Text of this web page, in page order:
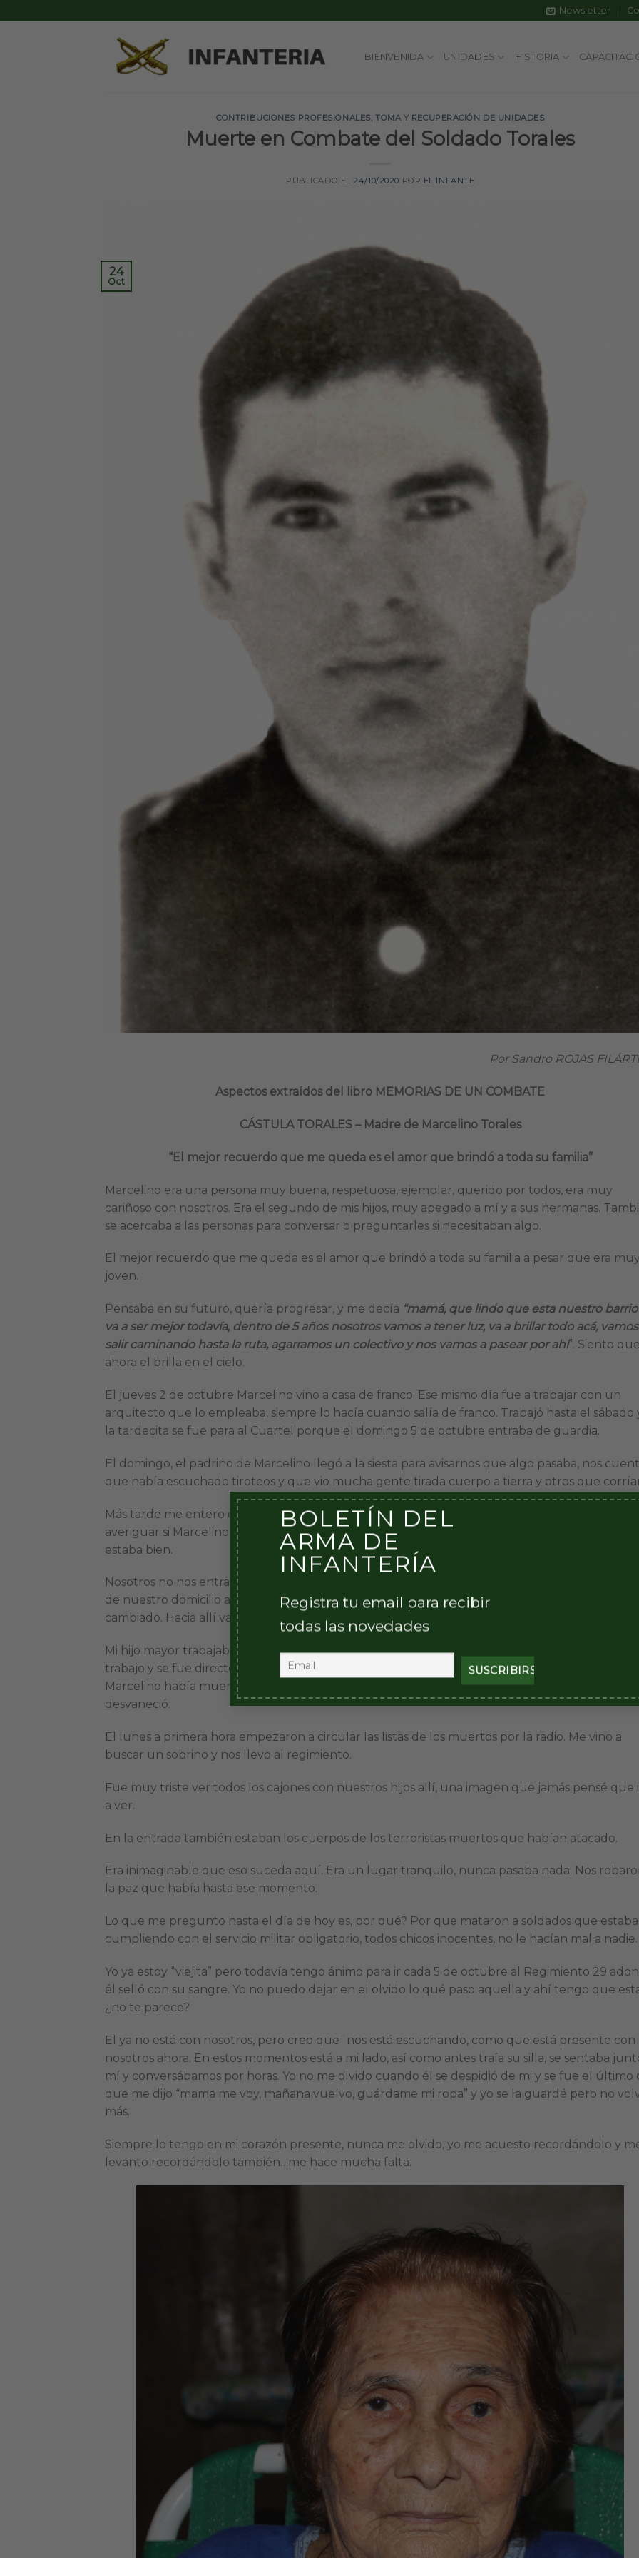
BOLETÍN DEL
ARMA DE
INFANTERÍA
Registra tu email para recibir
todas las novedades
to
Newsletter
BIENVENIDA UNIDADES HISTORIA
CONTRIBUCIONES PROFESIONALES, TOMA Y RECUPERACIÓN DE UNIDADES
Muerte en Combate del Soldado Torales
PUBLICADO EL 24/10/2020 POR EL INFANTE
24
Oct
Por Sandro ROJAS
Aspectos extraídos del libro MEMORIAS DE UN COMBATE
CÁSTULA TORALES – Madre de Marcelino Torales
“El mejor recuerdo que me queda es el amor que brindó a toda su familia”
Marcelino era una persona muy buena, respetuosa, ejemplar, querido por todos, era muy
cariñoso con nosotros. Era el segundo de mis hijos, muy apegado a mí y a sus hermanas.
se acercaba a las personas para conversar o preguntarles si necesitaban algo.
El mejor recuerdo que me queda es el amor que brindó a toda su familia a pesar que era
joven.
Pensaba en su futuro, quería progresar, y me decía “mamá, que lindo que esta nuestro
va a ser mejor todavía, dentro de 5 años nosotros vamos a tener luz, va a brillar todo acá,
salir caminando hasta la ruta, agarramos un colectivo y nos vamos a pasear por ahí”. Siento que
ahora el brilla en el cielo.
El jueves 2 de octubre Marcelino vino a casa de franco. Ese mismo día fue a trabajar con un
arquitecto que lo empleaba, siempre lo hacía cuando salía de franco. Trabajó hasta el sábado
la tardecita se fue para al Cuartel porque el domingo 5 de octubre entraba de guardia.
El domingo, el padrino de Marcelino llegó a la siesta para avisarnos que algo pasaba, nos
que había escuchado tiroteos y que vio mucha gente tirada cuerpo a tierra y otros que
Más tarde me entero del ataque al Regimiento y fuimos enseguida al Hospital Central para
averiguar si Marcelino había sido herido, nos dijeron que a él no le había pasado nada, que
estaba bien.
Nosotros no nos entramos ese mismo día de su muerte porque en el Cuartel tenían la
de nuestro domicilio anterior, y como hacía poco que nos habíamos mudado no la habían
cambiado. Hacia allí van, en la tarde de ese domingo, para avisarnos pero no nos encontraron.
Mi hijo mayor trabajaba en el Servicio Penitenciario. A las 7 de la mañana del lunes salió de su
trabajo y se fue directo al Regimiento, se encontró con su tía, mi hermana, allí se enteraron
Marcelino había muerto. Él entró a ver el cadáver, lo revisó, vio los tiros en su cuerpo y se
desvaneció.
El lunes a primera hora empezaron a circular las listas de los muertos por la radio. Me vino a
buscar un sobrino y nos llevo al regimiento.
Fue muy triste ver todos los cajones con nuestros hijos allí, una imagen que jamás pensé que
a ver.
En la entrada también estaban los cuerpos de los terroristas muertos que habían atacado.
Era inimaginable que eso suceda aquí. Era un lugar tranquilo, nunca pasaba nada. Nos
la paz que había hasta ese momento.
Lo que me pregunto hasta el día de hoy es, por qué? Por que mataron a soldados que
cumpliendo con el servicio militar obligatorio, todos chicos inocentes, no le hacían mal a nadie.
Yo ya estoy “viejita” pero todavía tengo ánimo para ir cada 5 de octubre al Regimiento 29
él selló con su sangre. Yo no puedo dejar en el olvido lo qué paso aquella y ahí tengo que
¿no te parece?
El ya no está con nosotros, pero creo que¨nos está escuchando, como que está presente con
nosotros ahora. En estos momentos está a mi lado, así como antes traía su silla, se sentaba
mí y conversábamos por horas. Yo no me olvido cuando él se despidió de mi y se fue el último
que me dijo “mama me voy, mañana vuelvo, guárdame mi ropa” y yo se la guardé pero no
más.
Siempre lo tengo en mi corazón presente, nunca me olvido, yo me acuesto recordándolo y
levanto recordándolo también…me hace mucha falta.